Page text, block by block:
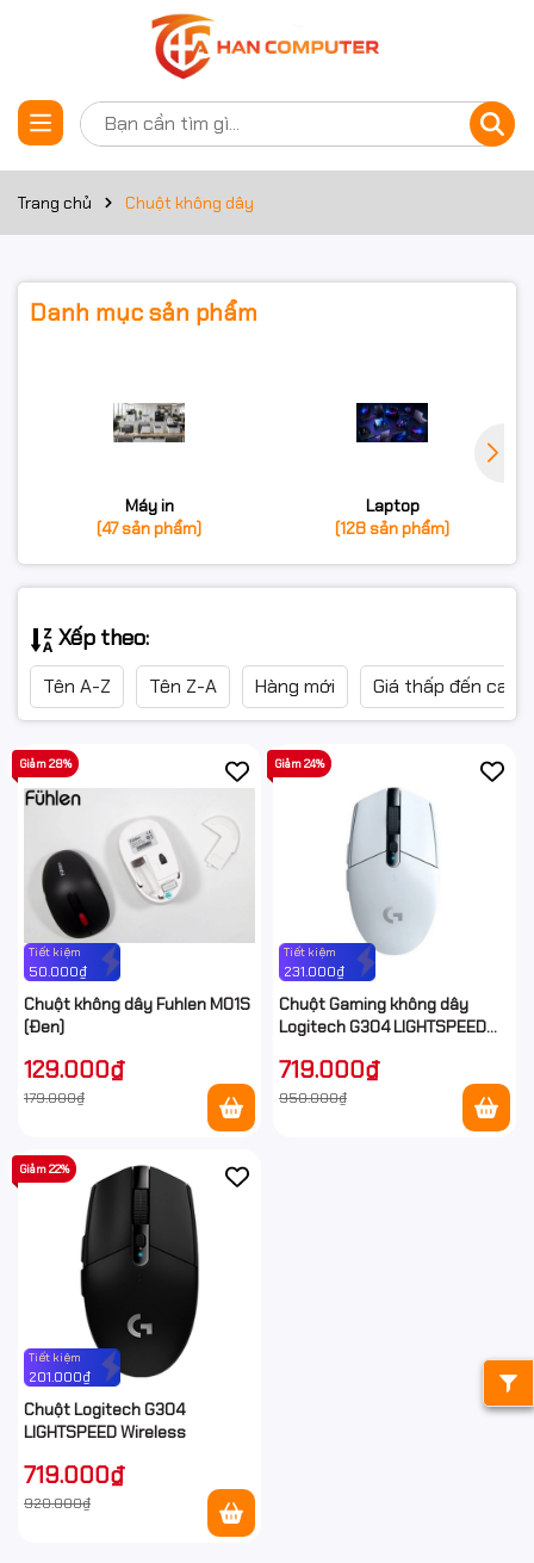
Trang chủ Chuột không dây
Danh mục sản phẩm
Máy in
(47 sản phẩm)
Laptop
(128 sản phẩm)
Xếp theo:
Tên A-Z Tên Z-A Hàng mới Giá thấp đến cao
Tiết kiệm
50.000₫
Giảm 28%
Chuột không dây Fuhlen M01S
(Đen)
129.000₫
179.000₫
Tiết kiệm
231.000₫
Giảm 24%
Chuột Gaming không dây
Logitech G304 LIGHTSPEED
719.000₫
950.000₫
Tiết kiệm
201.000₫
Giảm 22%
Chuột Logitech G304
LIGHTSPEED Wireless
719.000₫
920.000₫